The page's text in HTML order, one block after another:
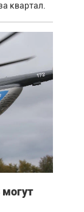
квартал.